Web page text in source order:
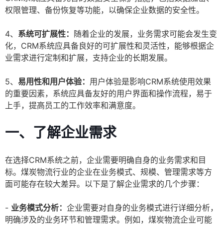
权限管理、备份恢复等功能，以确保企业数据的安全性。
4、 系统可扩展性： 随着企业的发展，业务需求可能会发生变
化，CRM系统应具备良好的可扩展性和灵活性，能够根据企
业需求进行定制和扩展，支持企业的长期发展。
5、 易用性和用户体验： 用户体验是影响CRM系统使用效果
的重要因素，系统应具备友好的用户界面和操作流程，易于
上手，提高员工的工作效率和满意度。
一、了解企业需求
在选择CRM系统之前，企业需要明确自身的业务需求和目
标。煤炭物流行业的企业在业务模式、规模、管理需求等方
面可能存在较大差异。以下是了解企业需求的几个步骤：
- 业务模式分析： 企业需要对自身的业务模式进行详细分析，
明确涉及的业务环节和管理需求。例如，煤炭物流企业可能